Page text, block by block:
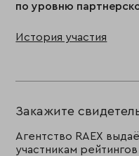
по уровню
История участия
Закажите
Агентство RAEX
участникам